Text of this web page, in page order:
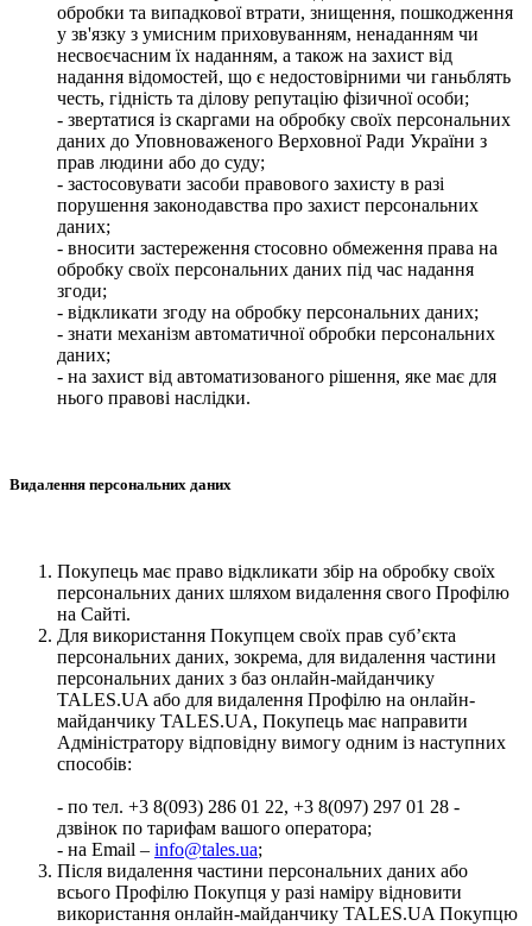
обробки та випадкової втрати, знищення, пошкодження
у зв'язку з умисним приховуванням, ненаданням чи
несвоєчасним їх наданням, а також на захист від
надання відомостей, що є недостовірними чи ганьблять
честь, гідність та ділову репутацію фізичної особи;
- звертатися із скаргами на обробку своїх персональних
даних до Уповноваженого Верховної Ради України з
прав людини або до суду;
- застосовувати засоби правового захисту в разі
порушення законодавства про захист персональних
даних;
- вносити застереження стосовно обмеження права на
обробку своїх персональних даних під час надання
згоди;
- відкликати згоду на обробку персональних даних;
- знати механізм автоматичної обробки персональних
даних;
- на захист від автоматизованого рішення, яке має для
нього правові наслідки.
Видалення персональних даних
Покупець має право відкликати збір на обробку своїх
персональних даних шляхом видалення свого Профілю
на Сайті.
Для використання Покупцем своїх прав суб’єкта
персональних даних, зокрема, для видалення частини
персональних даних з баз онлайн-майданчику
TALES.UA або для видалення Профілю на онлайн-
майданчику TALES.UA, Покупець має направити
Адміністратору відповідну вимогу одним із наступних
способів:
- по тел. +3 8(093) 286 01 22, +3 8(097) 297 01 28 -
дзвінок по тарифам вашого оператора;
- на Email – info@tales.ua;
Після видалення частини персональних даних або
всього Профілю Покупця у разі наміру відновити
використання онлайн-майданчику TALES.UA Покупцю